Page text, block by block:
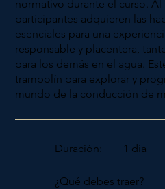
normativo durante el curso.
participantes adquieren las
esenciales para una
responsable y placentera,
para los demás en el agua.
trampolín para explorar y
mundo de la conducción de
Duración: 1 día
¿Qué debes traer?